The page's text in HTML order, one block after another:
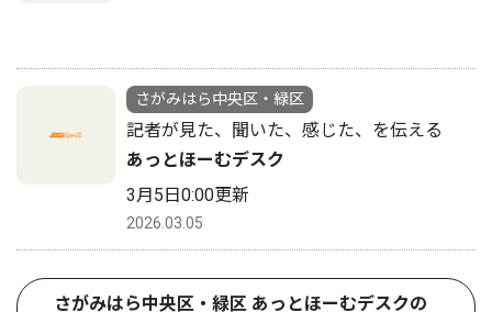
さがみはら中央区・緑区
記者が見た、聞いた、感じた、を伝える
あっとほーむデスク
3月5日0:00更新
2026.03.05
さがみはら中央区・緑区 あっとほーむデスクの